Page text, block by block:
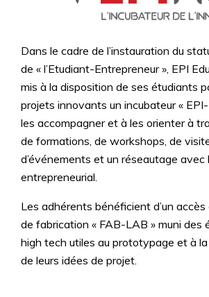
Dans le cadre de l’instauration du
de « l’Etudiant-Entrepreneur », EPI
mis à la disposition de ses étudiants
projets innovants un incubateur «
les accompagner et à les orienter à
de formations, de workshops, de
d’événements et un réseautage avec
entrepreneurial.
Les adhérents bénéficient d’un
de fabrication « FAB-LAB » muni des
high tech utiles au prototypage et à
de leurs idées de projet.